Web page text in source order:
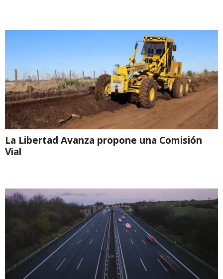
La Libertad Avanza propone una Comisión
Vial